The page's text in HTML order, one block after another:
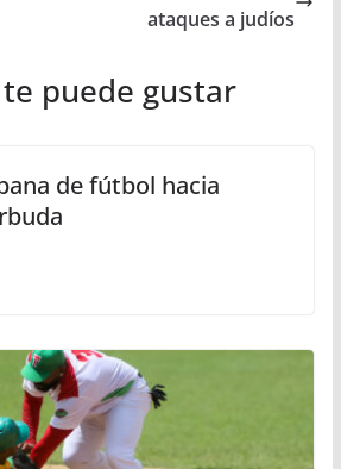
ataques a judíos
puede gustar
de fútbol hacia